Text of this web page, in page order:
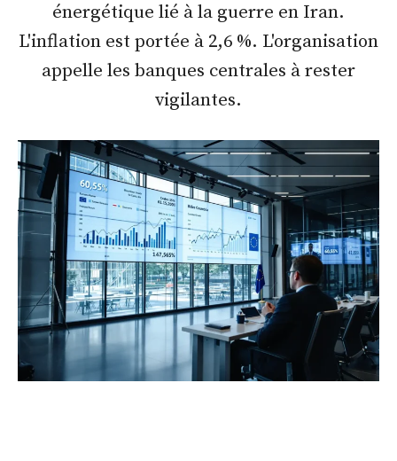
énergétique lié à la guerre en Iran.
L'inflation est portée à 2,6 %. L'organisation
appelle les banques centrales à rester
vigilantes.